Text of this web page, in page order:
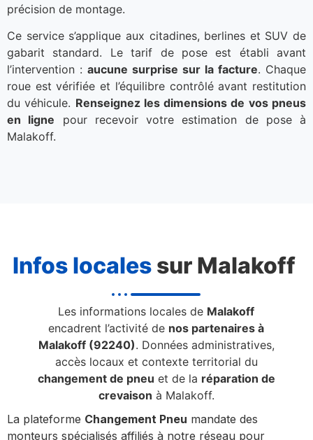
précision de montage.
Ce service s’applique aux citadines, berlines et SUV de
gabarit standard. Le tarif de pose est établi avant
l’intervention : aucune surprise sur la facture. Chaque
roue est vérifiée et l’équilibre contrôlé avant restitution
du véhicule. Renseignez les dimensions de vos pneus
en ligne pour recevoir votre estimation de pose à
Malakoff.
Infos locales sur Malakoff
Les informations locales de Malakoff
encadrent l’activité de nos partenaires à
Malakoff (92240). Données administratives,
accès locaux et contexte territorial du
changement de pneu et de la réparation de
crevaison à Malakoff.
La plateforme Changement Pneu mandate des
monteurs spécialisés affiliés à notre réseau pour